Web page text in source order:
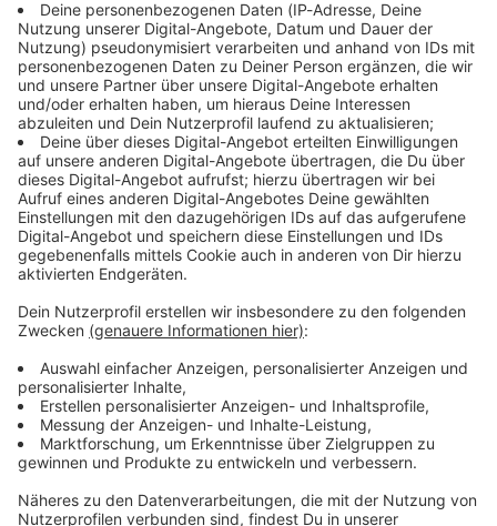
Wir benötigen deine Zustimmung, um
Inhalte von YouTube anzuzeigen.
Wir verwenden einen Service eines Drittanbieters, um
externe Inhalte einzubetten. Dieser Service kann Daten
zu deinen Aktivitäten sammeln. Bitte lese dir die Details
durch und stimme der Nutzung des Service zu, um
diese Inhalte anzuzeigen.
Akzeptieren & Inhalt anzeigen
YouTube Video
Verarbeitendes Unternehmen
Google Ireland Limited
Google Building Gordon House, 4 Barrow St, Dublin, D04 E5W5,
Ireland
Details anzeigen